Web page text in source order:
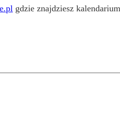
gdzie znajdziesz